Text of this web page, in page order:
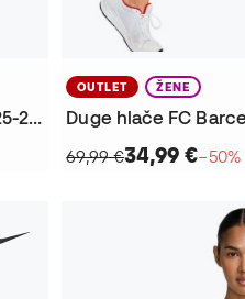
Majica FC Barcelona Fanswear 2025-2026 Žene
OUTLET ŽENE
69,99 €34,99 €−50%